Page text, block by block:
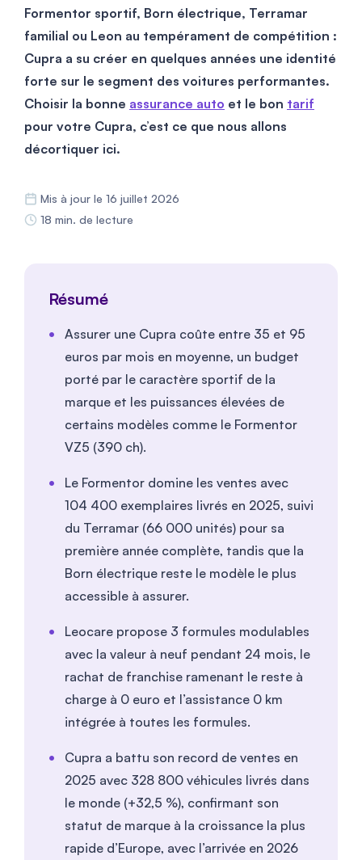
Formentor sportif, Born électrique, Terramar
familial ou Leon au tempérament de compétition :
Cupra a su créer en quelques années une identité
forte sur le segment des voitures performantes.
Choisir la bonne assurance auto et le bon tarif
pour votre Cupra, c’est ce que nous allons
décortiquer ici.
Mis à jour le 16 juillet 2026
18 min. de lecture
Résumé
Assurer une Cupra coûte entre 35 et 95
euros par mois en moyenne, un budget
porté par le caractère sportif de la
marque et les puissances élevées de
certains modèles comme le Formentor
VZ5 (390 ch).
Le Formentor domine les ventes avec
104 400 exemplaires livrés en 2025, suivi
du Terramar (66 000 unités) pour sa
première année complète, tandis que la
Born électrique reste le modèle le plus
accessible à assurer.
Leocare propose 3 formules modulables
avec la valeur à neuf pendant 24 mois, le
rachat de franchise ramenant le reste à
charge à 0 euro et l’assistance 0 km
intégrée à toutes les formules.
Cupra a battu son record de ventes en
2025 avec 328 800 véhicules livrés dans
le monde (+32,5 %), confirmant son
statut de marque à la croissance la plus
rapide d’Europe, avec l’arrivée en 2026